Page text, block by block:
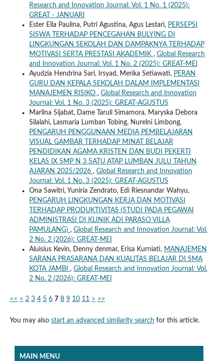
Research and Innovation Journal: Vol. 1 No. 1 (2025):
GREAT - JANUARI
Ester Ella Paulina, Putri Agustina, Agus Lestari, PERSEPSI
SISWA TERHADAP PENCEGAHAN BULYING DI
LINGKUNGAN SEKOLAH DAN DAMPAKNYA TERHADAP
MOTIVASI SERTA PRESTASI AKADEMIK , Global Research
and Innovation Journal: Vol. 1 No. 2 (2025): GREAT-MEI
Ayudzia Hendrina Sari, Irsyad, Merika Setiawati, PERAN
GURU DAN KEPALA SEKOLAH DALAM IMPLEMENTASI
MANAJEMEN RISIKO , Global Research and Innovation
Journal: Vol. 1 No. 3 (2025): GREAT-AGUSTUS
Marlina Sijabat, Dame Taruli Simamora, Maryska Debora
Silalahi, Lasmaria Lumban Tobing, Nurelni Limbong,
PENGARUH PENGGUNAAN MEDIA PEMBELAJARAN
VISUAL GAMBAR TERHADAP MINAT BELAJAR
PENDIDIKAN AGAMA KRISTEN DAN BUDI PEKERTI
KELAS IX SMP N 3 SATU ATAP LUMBAN JULU TAHUN
AJARAN 2025/2026 , Global Research and Innovation
Journal: Vol. 1 No. 3 (2025): GREAT-AGUSTUS
Ona Sawitri, Yuniria Zendrato, Edi Riesnandar Wahyu,
PENGARUH LINGKUNGAN KERJA DAN MOTIVASI
TERHADAP PRODUKTIVITAS (STUDI PADA PEGAWAI
ADMINISTRASI DI KLINIK ADI PARASO VILLA
PAMULANG) , Global Research and Innovation Journal: Vol.
2 No. 2 (2026): GREAT-MEI
Aluisius Kevin, Denny denmar, Erisa Kurniati, MANAJEMEN
SARANA PRASARANA DAN KUALITAS BELAJAR DI SMA
KOTA JAMBI , Global Research and Innovation Journal: Vol.
2 No. 2 (2026): GREAT-MEI
<< < 2 3 4 5 6 7 8 9 10 11 > >>
You may also start an advanced similarity search for this article.
MAIN MENU